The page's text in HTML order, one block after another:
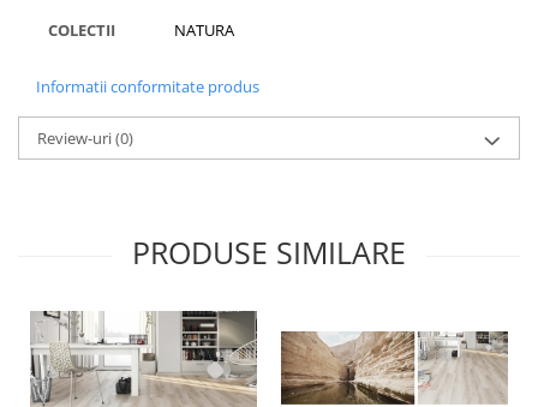
COLECTII NATURA
Informatii conformitate produs
Review-uri(0)
PRODUSE SIMILARE